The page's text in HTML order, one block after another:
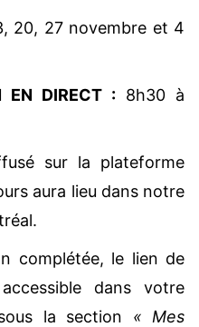
20, 27 novembre et 4
EN DIRECT : 8h30 à
sur la plateforme
aura lieu dans notre
complétée, le lien de
dans votre
la section « Mes